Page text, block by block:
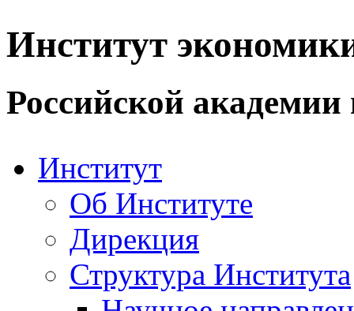
Институт
Российской академии
Институт
Об Институте
Дирекция
Структура Института